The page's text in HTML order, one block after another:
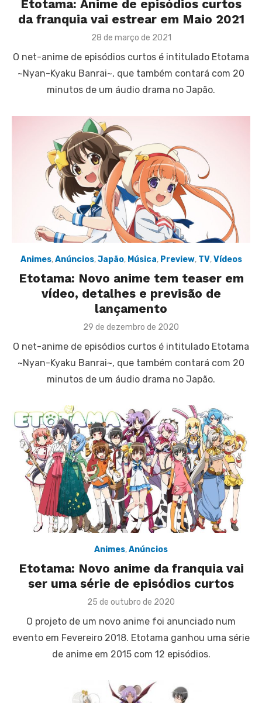
Etotama: Anime de episódios curtos
da franquia vai estrear em Maio 2021
Posted
28 de março de 2021
O net-anime de episódios curtos é intitulado Etotama
~Nyan-Kyaku Banrai~, que também contará com 20
minutos de um áudio drama no Japão.
Animes,Anúncios,Japão, Música, Preview, TV,Vídeos
Etotama: Novo anime tem teaser em
vídeo, detalhes e previsão de
lançamento
Posted
29 de dezembro de 2020
O net-anime de episódios curtos é intitulado Etotama
~Nyan-Kyaku Banrai~, que também contará com 20
minutos de um áudio drama no Japão.
Animes,Anúncios
Etotama: Novo anime da franquia vai
ser uma série de episódios curtos
Posted
25 de outubro de 2020
O projeto de um novo anime foi anunciado num
evento em Fevereiro 2018. Etotama ganhou uma série
de anime em 2015 com 12 episódios.